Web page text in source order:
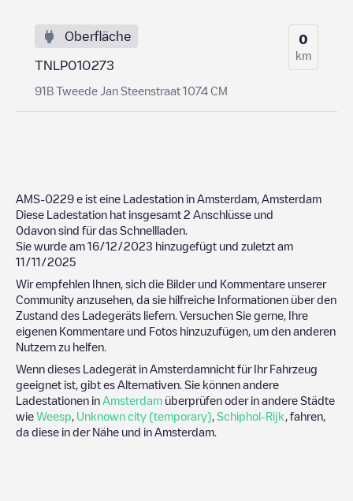
Oberfläche
TNLP010273
91B Tweede Jan Steenstraat 1074 CM
0
km
AMS-0229 e ist eine Ladestation in Amsterdam Amsterdam
Diese Ladestation hat insgesamt 2 Anschlüsse und
0davon sind für das Schnellladen.
Sie wurde am 16/12/2023 hinzugefügt und zuletzt am
11/11/2025
Wir empfehlen Ihnen, sich die Bilder und Kommentare unserer
Community anzusehen, da sie hilfreiche Informationen über den
Zustand des Ladegeräts liefern. Versuchen Sie gerne, Ihre
eigenen Kommentare und Fotos hinzuzufügen, um den anderen
Nutzern zu helfen.
Wenn dieses Ladegerät in Amsterdamnicht für Ihr Fahrzeug
geeignet ist, gibt es Alternativen. Sie können andere
Ladestationen in Amsterdam überprüfen oder in andere Städte
wie Weesp Unknown city (temporary) Schiphol-Rijk , fahren,
da diese in der Nähe und in Amsterdam